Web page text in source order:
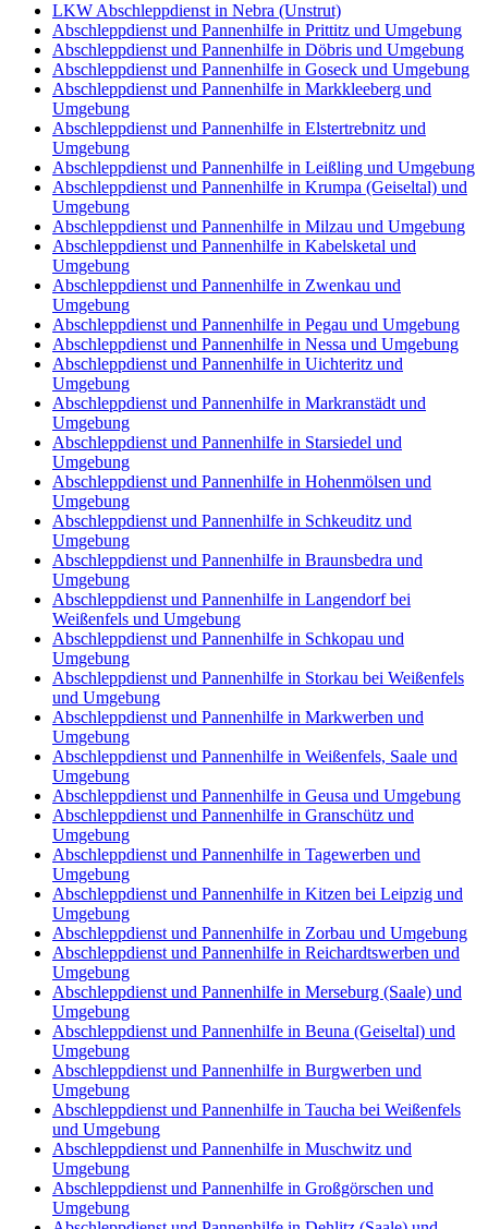
LKW Abschleppdienst in Nebra (Unstrut)
Abschleppdienst und Pannenhilfe in Prittitz und Umgebung
Abschleppdienst und Pannenhilfe in Döbris und Umgebung
Abschleppdienst und Pannenhilfe in Goseck und Umgebung
Abschleppdienst und Pannenhilfe in Markkleeberg und
Umgebung
Abschleppdienst und Pannenhilfe in Elstertrebnitz und
Umgebung
Abschleppdienst und Pannenhilfe in Leißling und Umgebung
Abschleppdienst und Pannenhilfe in Krumpa (Geiseltal) und
Umgebung
Abschleppdienst und Pannenhilfe in Milzau und Umgebung
Abschleppdienst und Pannenhilfe in Kabelsketal und
Umgebung
Abschleppdienst und Pannenhilfe in Zwenkau und
Umgebung
Abschleppdienst und Pannenhilfe in Pegau und Umgebung
Abschleppdienst und Pannenhilfe in Nessa und Umgebung
Abschleppdienst und Pannenhilfe in Uichteritz und
Umgebung
Abschleppdienst und Pannenhilfe in Markranstädt und
Umgebung
Abschleppdienst und Pannenhilfe in Starsiedel und
Umgebung
Abschleppdienst und Pannenhilfe in Hohenmölsen und
Umgebung
Abschleppdienst und Pannenhilfe in Schkeuditz und
Umgebung
Abschleppdienst und Pannenhilfe in Braunsbedra und
Umgebung
Abschleppdienst und Pannenhilfe in Langendorf bei
Weißenfels und Umgebung
Abschleppdienst und Pannenhilfe in Schkopau und
Umgebung
Abschleppdienst und Pannenhilfe in Storkau bei Weißenfels
und Umgebung
Abschleppdienst und Pannenhilfe in Markwerben und
Umgebung
Abschleppdienst und Pannenhilfe in Weißenfels, Saale und
Umgebung
Abschleppdienst und Pannenhilfe in Geusa und Umgebung
Abschleppdienst und Pannenhilfe in Granschütz und
Umgebung
Abschleppdienst und Pannenhilfe in Tagewerben und
Umgebung
Abschleppdienst und Pannenhilfe in Kitzen bei Leipzig und
Umgebung
Abschleppdienst und Pannenhilfe in Zorbau und Umgebung
Abschleppdienst und Pannenhilfe in Reichardtswerben und
Umgebung
Abschleppdienst und Pannenhilfe in Merseburg (Saale) und
Umgebung
Abschleppdienst und Pannenhilfe in Beuna (Geiseltal) und
Umgebung
Abschleppdienst und Pannenhilfe in Burgwerben und
Umgebung
Abschleppdienst und Pannenhilfe in Taucha bei Weißenfels
und Umgebung
Abschleppdienst und Pannenhilfe in Muschwitz und
Umgebung
Abschleppdienst und Pannenhilfe in Großgörschen und
Umgebung